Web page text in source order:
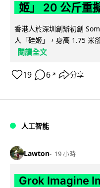
姬」 20 公斤重
香港人於深圳創辦初創
人「硅姬」，身高 1.75 米
閱讀全文
19 6 ↗ 分享
人工智能
Lawton 19 小時
Grok Imagine